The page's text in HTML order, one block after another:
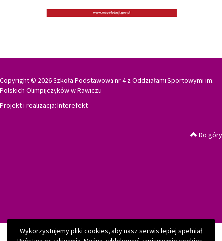
Wykorzystujemy pliki cookies, aby nasz serwis lepiej spełniał
Copyright © 2026 Szkoła Podstawowa nr 4 z Oddziałami Sportowymi im.
Polskich Olimpijczyków w Rawiczu
Projekt i realizacja: Interefekt
Do góry